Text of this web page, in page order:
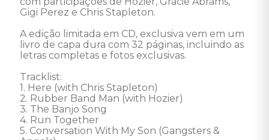
Gigi Perez e Chris Stapleton.
A edição limitada em CD, exclusiva vem em um
livro de capa dura com 32 páginas, incluindo as
letras completas e fotos exclusivas.
Tracklist:
1. Here (with Chris Stapleton)
2. Rubber Band Man (with Hozier)
3. The Banjo Song
4. Run Together
5. Conversation With My Son (Gangsters &